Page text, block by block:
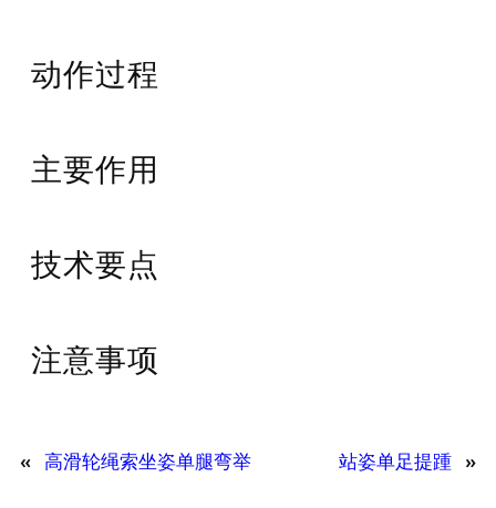
动作过程
主要作用
技术要点
注意事项
« 高滑轮绳索坐姿单腿弯举 站姿单足提踵 »